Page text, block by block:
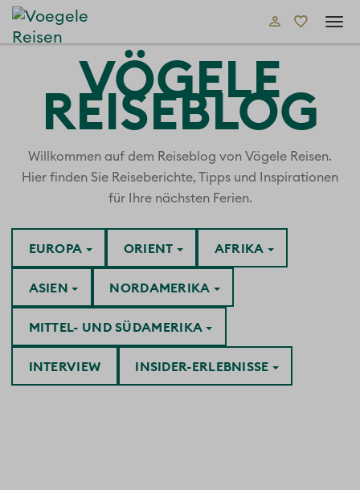
VÖGELE
REISEBLOG
Willkommen auf dem Reiseblog von Vögele Reisen.
Hier finden Sie Reiseberichte, Tipps und Inspirationen
für Ihre nächsten Ferien.
AFRIKA
ASIEN
EUROPA
INSIDER-ERLEBNISSE
INTERVIEW
MITTEL- UND SÜDAMERIKA
NORDAMERIKA
ORIENT